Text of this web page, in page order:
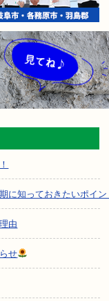
に知っておきたいポイン
由
せ